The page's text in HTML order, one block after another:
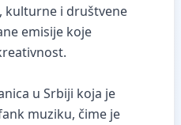
kulturne i društvene
emisije koje
u Srbiji koja je
muziku, čime je